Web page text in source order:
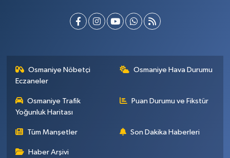
Osmaniye Nöbetçi
Eczaneler
Osmaniye Hava Durumu
Osmaniye Trafik
Yoğunluk Haritası
Puan Durumu ve Fikstür
Tüm Manşetler Son Dakika Haberleri
Haber Arşivi